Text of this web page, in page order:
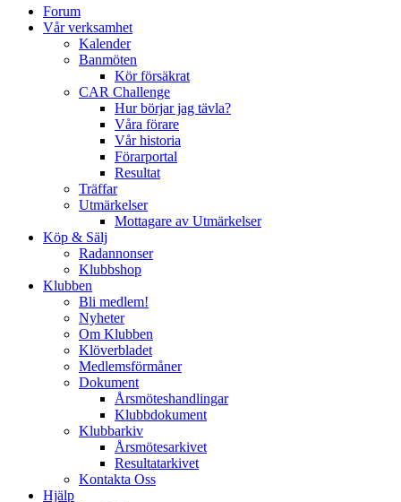
Forum
Vår verksamhet
Kalender
Banmöten
Kör försäkrat
CAR Challenge
Hur börjar jag tävla?
Våra förare
Vår historia
Förarportal
Resultat
Träffar
Utmärkelser
Mottagare av Utmärkelser
Köp & Sälj
Radannonser
Klubbshop
Klubben
Bli medlem!
Nyheter
Om Klubben
Klöverbladet
Medlemsförmåner
Dokument
Årsmöteshandlingar
Klubbdokument
Klubbarkiv
Årsmötesarkivet
Resultatarkivet
Kontakta Oss
Hjälp